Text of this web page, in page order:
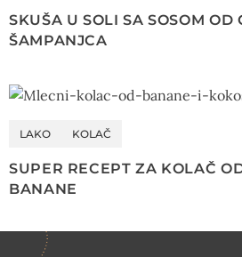
SKUŠA U SOLI SA SOSOM OD
ŠAMPANJCA
LAKO KOLAČ
SUPER RECEPT ZA KOLAČ
BANANE